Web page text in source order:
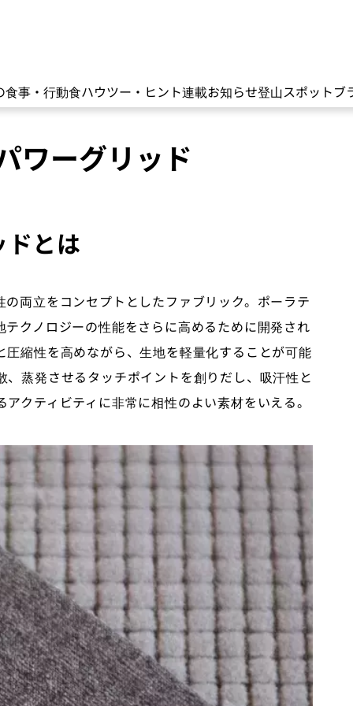
食事・行動食ハウツー・ヒント連載お知らせ登山スポットブ
ワーグリッド
とは
両立をコンセプトとしたファブリック。ポーラテ
クノロジーの性能をさらに高めるために開発され
縮性を高めながら、生地を軽量化することが可能
蒸発させるタッチポイントを創りだし、吸汗性と
クティビティに非常に相性のよい素材をいえる。